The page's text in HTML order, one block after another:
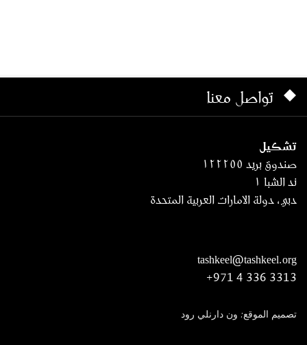
تواصل معنا
تشكيل
صندوق بريد ١٢٢٢٥٥
ند الشبا ١
دبي، دولة الامارات العربية المتحدة
tashkeel@tashkeel.org
+971 4 336 3313
تصميم الموقع: ون دارنلي رود